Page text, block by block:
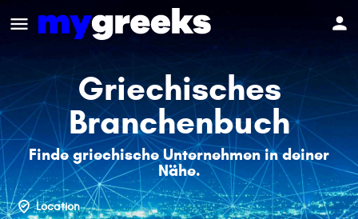
Griechisches
Branchenbuch
Finde griechische Unternehmen in deiner
Nähe.
Location